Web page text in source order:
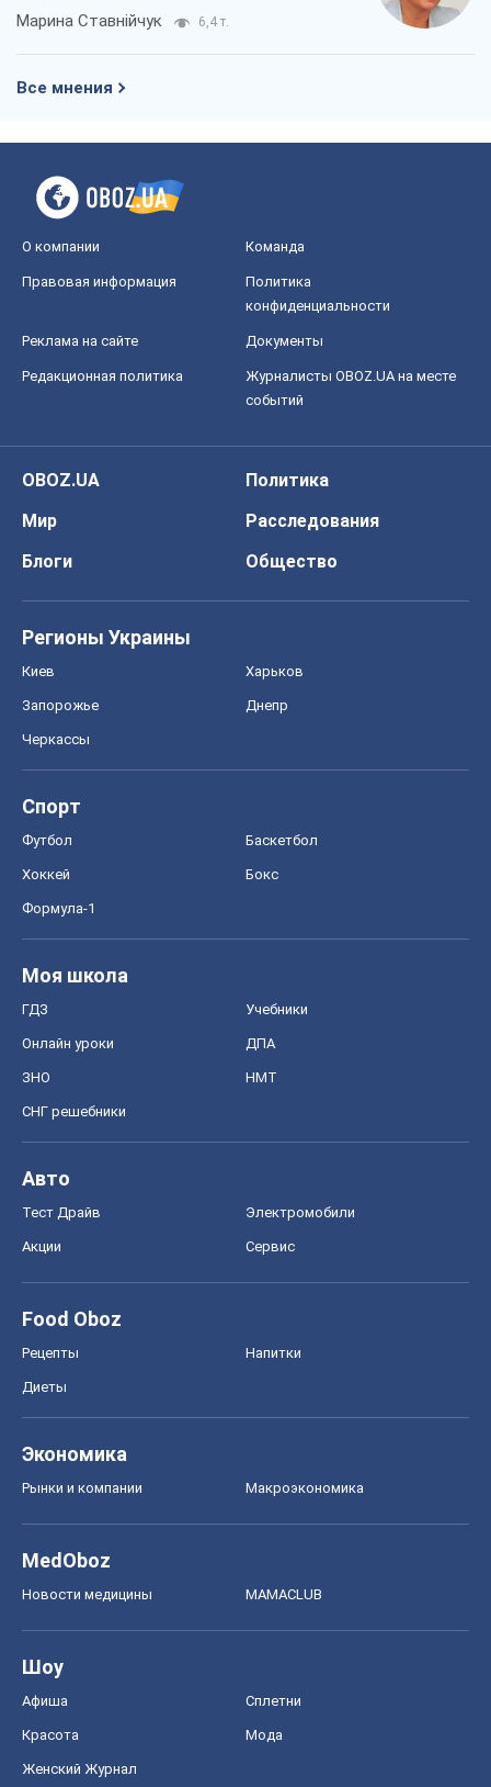
Марина Ставнійчук 6,4 т.
Все мнения
О компании Команда
Правовая информация
Политика
конфиденциальности
Реклама на сайте Документы
Редакционная политика
Журналисты OBOZ.UA на месте
событий
OBOZ.UA
Политика
Мир
Расследования
Блоги
Общество
Регионы Украины
Киев Харьков
Запорожье Днепр
Черкассы
Спорт
Футбол Баскетбол
Хоккей Бокс
Формула-1
Моя школа
ГДЗ Учебники
Онлайн уроки ДПА
ЗНО НМТ
СНГ решебники
Авто
Тест Драйв Электромобили
Акции Сервис
Food Oboz
Рецепты Напитки
Диеты
Экономика
Рынки и компании Mакроэкономика
MedOboz
Новости медицины MAMACLUB
Шоу
Афиша Сплетни
Красота Мода
Женский Журнал